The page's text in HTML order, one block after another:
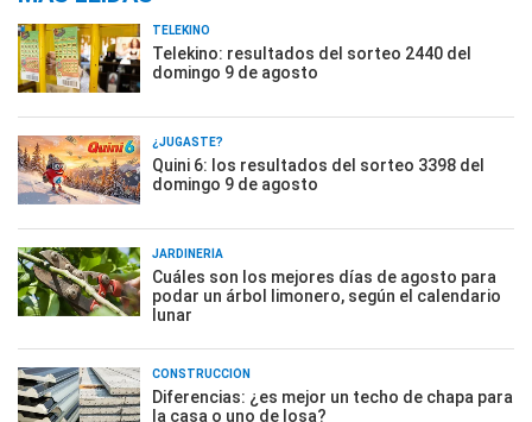
TELEKINO
Telekino: resultados del sorteo 2440 del
domingo 9 de agosto
¿JUGASTE?
Quini 6: los resultados del sorteo 3398 del
domingo 9 de agosto
JARDINERÍA
Cuáles son los mejores días de agosto para
podar un árbol limonero, según el calendario
lunar
CONSTRUCCIÓN
Diferencias: ¿es mejor un techo de chapa para
la casa o uno de losa?